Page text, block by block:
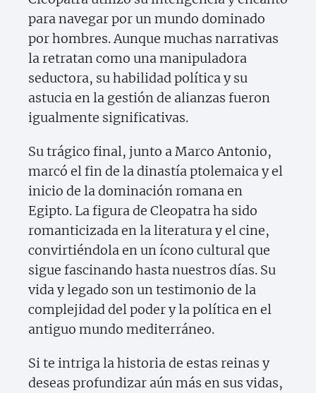
para navegar por un mundo dominado
por hombres. Aunque muchas narrativas
la retratan como una manipuladora
seductora, su habilidad política y su
astucia en la gestión de alianzas fueron
igualmente significativas.
Su trágico final, junto a Marco Antonio,
marcó el fin de la dinastía ptolemaica y el
inicio de la dominación romana en
Egipto. La figura de Cleopatra ha sido
romanticizada en la literatura y el cine,
convirtiéndola en un ícono cultural que
sigue fascinando hasta nuestros días. Su
vida y legado son un testimonio de la
complejidad del poder y la política en el
antiguo mundo mediterráneo.
Si te intriga la historia de estas reinas y
deseas profundizar aún más en sus vidas,